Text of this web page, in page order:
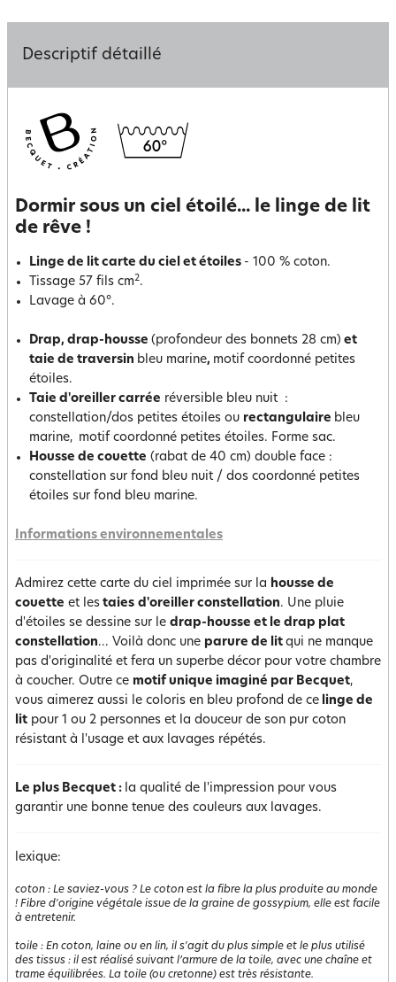
Descriptif détaillé
Dormir sous un ciel étoilé... le linge de lit
de rêve !
Linge de lit carte du ciel et étoiles - 100 % coton.
Tissage 57 fils cm2.
Lavage à 60°.
Drap, drap-housse (profondeur des bonnets 28 cm) et
taie de traversin bleu marine, motif coordonné petites
étoiles.
Taie d'oreiller carrée réversible bleu nuit :
constellation/dos petites étoiles ou rectangulaire bleu
marine, motif coordonné petites étoiles. Forme sac.
Housse de couette (rabat de 40 cm) double face :
constellation sur fond bleu nuit / dos coordonné petites
étoiles sur fond bleu marine.
Informations environnementales
Admirez cette carte du ciel imprimée sur la housse de
couette et les taies d'oreiller constellation. Une pluie
d'étoiles se dessine sur le drap-housse et le drap plat
constellation... Voilà donc une parure de lit qui ne manque
pas d'originalité et fera un superbe décor pour votre chambre
à coucher. Outre ce motif unique imaginé par Becquet,
vous aimerez aussi le coloris en bleu profond de ce linge de
lit pour 1 ou 2 personnes et la douceur de son pur coton
résistant à l'usage et aux lavages répétés.
Le plus Becquet : la qualité de l'impression pour vous
garantir une bonne tenue des couleurs aux lavages.
lexique:
coton : Le saviez-vous ? Le coton est la fibre la plus produite au monde
! Fibre d'origine végétale issue de la graine de gossypium, elle est facile
à entretenir.
toile : En coton, laine ou en lin, il s'agit du plus simple et le plus utilisé
des tissus : il est réalisé suivant l’armure de la toile, avec une chaîne et
trame équilibrées. La toile (ou cretonne) est très résistante.